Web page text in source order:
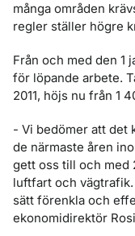
många områden
regler ställer högre
Från och med den 1
för löpande arbete.
2011, höjs nu från 1
- Vi bedömer att det
de närmaste åren
gett oss till och med
luftfart och
sätt förenkla och
ekonomidirektör